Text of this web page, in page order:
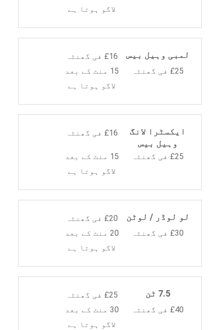
لاگو ہوتا ہے
لمبی وہیل بیس
£16 فی گھنٹہ
£25 فی گھنٹہ
15 منٹ کے بعد
لاگو ہوتا ہے
ایکسٹرا لانگ
وہیل بیس
£16 فی گھنٹہ
£25 فی گھنٹہ
15 منٹ کے بعد
لاگو ہوتا ہے
لو لوڈر / لوٹن
£20 فی گھنٹہ
£30 فی گھنٹہ
20 منٹ کے بعد
لاگو ہوتا ہے
7.5 ٹن
£25 فی گھنٹہ
£40 فی گھنٹہ
30 منٹ کے بعد
لاگو ہوتا ہے